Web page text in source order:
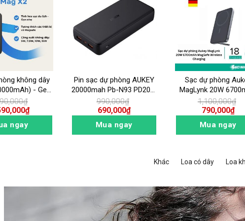
không dây
- Gen
Q.Mag X2 35W
₫
₫
ngay
Pin sạc dự phòng AUKEY
20000mah Pb-N93 PD20W
& QC3.0 &22.5W
990,000₫
690,000₫
Mua ngay
Sạc dự phòng
MagLynk 20W
MagSafe Wireless
Charging
1,100,000₫
790,000₫
Mua ngay
Khác Loa có dây Loa